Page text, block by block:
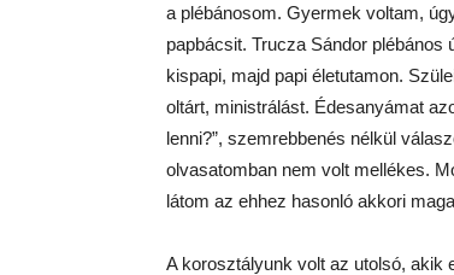
a plébánosom. Gyermek voltam,
papbácsit. Trucza Sándor
kispapi, majd papi életutamon.
oltárt, ministrálást. Édesanyámat
lenni?”, szemrebbenés nélkül
olvasatomban nem volt mellékes.
látom az ehhez hasonló akkori
A korosztályunk volt az utolsó, akik